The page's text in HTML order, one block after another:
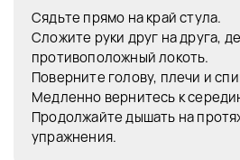
Сядьте прямо на край стула.
Сложите руки друг на друга,
противоположный локоть.
Поверните голову, плечи и
Медленно вернитесь к
Продолжайте дышать на
упражнения.